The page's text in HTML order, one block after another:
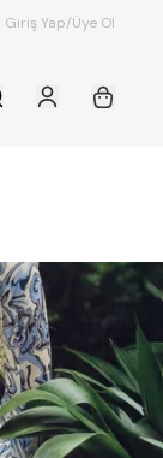
Giriş Yap/Üye Ol